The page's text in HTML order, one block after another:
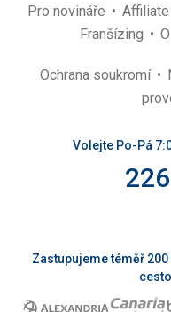
Pro novináře
Franšízing
Ochrana soukromí
Volejte Po-Pá
Zastupujeme téměř